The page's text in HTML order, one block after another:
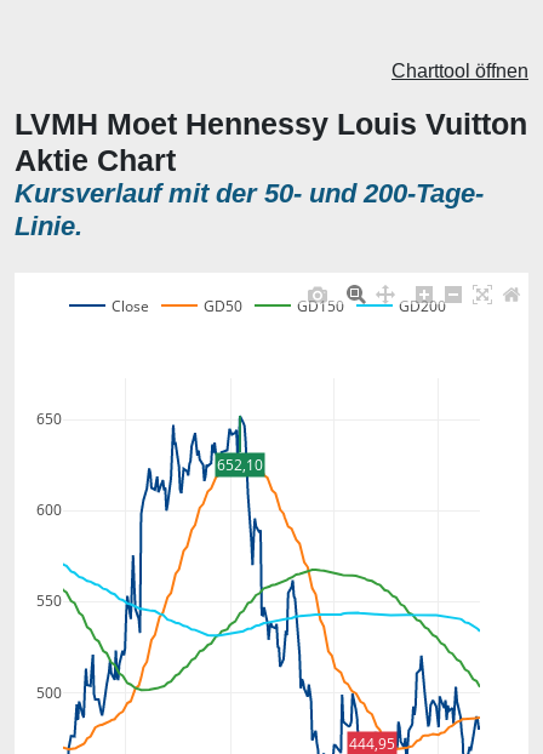
LVMH Moet Hennessy Louis Vuitton
Aktie Chart
Kursverlauf mit der 50- und 200-Tage-
Linie.
Charttool öffnen
500
550
600
650
Close GD50 GD150 GD200
652,10
444,95